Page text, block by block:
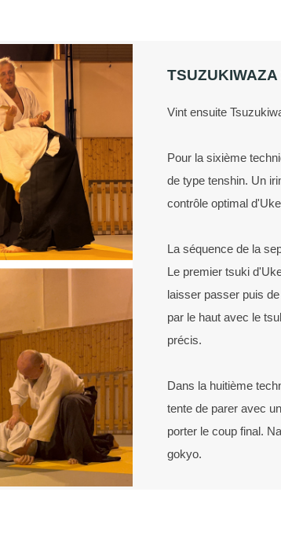
TSUZUKIWAZA
Vint ensuite
Pour la sixième
de type tenshin. Un
contrôle optimal
La séquence de la
Le premier tsuki
laisser passer puis
par le haut avec le
précis.
Dans la huitième
tente de parer avec
porter le coup final.
gokyo.